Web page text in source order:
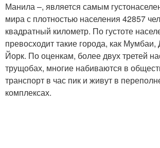
Манила –, является самым
мира с плотностью населения 42857
квадратный километр. По густоте
превосходит такие города, как
Йорк. По оценкам, более двух третей
трущобах, многие набиваются в
транспорт в час пик и живут в
комплексах.